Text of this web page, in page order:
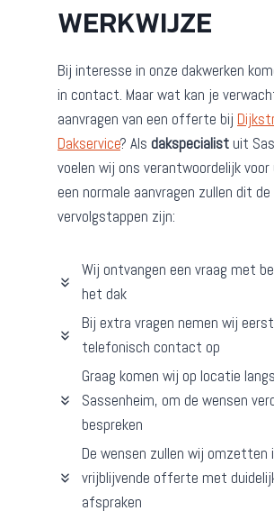
WERKWIJZE
Bij interesse in onze dakwerken
in contact. Maar wat kan je
aanvragen van een offerte bij
Dakservice? Als dakspecialist uit
voelen wij ons verantwoordelijk voor
een normale aanvragen zullen dit de
vervolgstappen zijn:
Wij ontvangen een vraag met
het dak
Bij extra vragen nemen wij eerst
telefonisch contact op
Graag komen wij op locatie
Sassenheim, om de wensen
bespreken
De wensen zullen wij omzetten
vrijblijvende offerte met
afspraken